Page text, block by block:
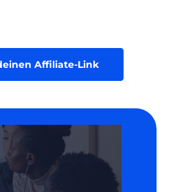
Affiliate-Link